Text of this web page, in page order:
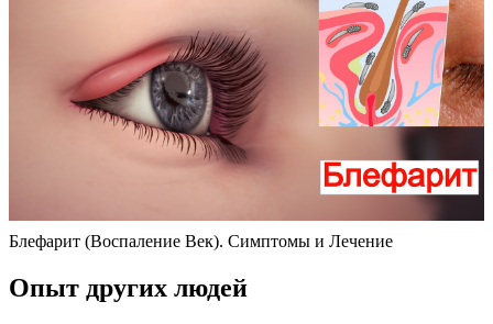
Блефарит (Воспаление Век). Симптомы и Лечение
Опыт других людей